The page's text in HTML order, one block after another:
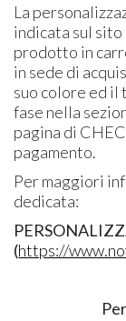
La
indicata sul
prodotto in
in sede di
suo colore ed il
fase nella
pagina di
pagamento.
Per maggiori
dedicata:
(https://